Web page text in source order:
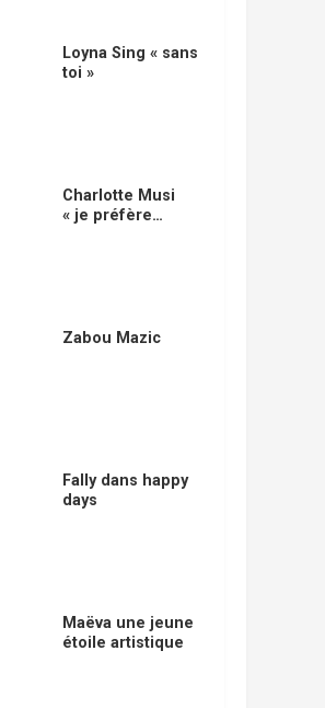
Loyna Sing « sans
toi »
Charlotte Musi
« je préfère
Zabou Mazic
Fally dans happy
days
Maëva une jeune
étoile artistique